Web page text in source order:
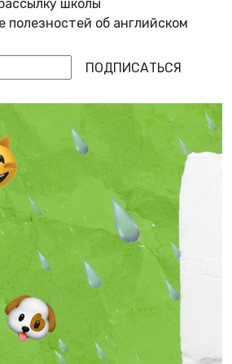
школы
полезностей об английском
ПОДПИСАТЬСЯ